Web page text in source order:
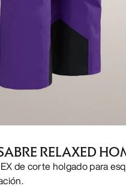
RELAXED
de corte holgado para